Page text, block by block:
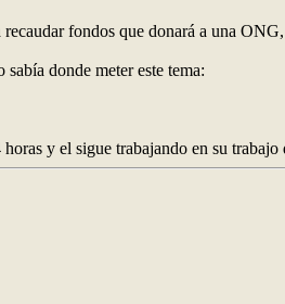
fondos que donará a una
donde meter este tema:
y el sigue trabajando en su trabajo